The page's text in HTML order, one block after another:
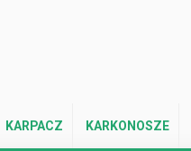
KARPACZ KARKONOSZE